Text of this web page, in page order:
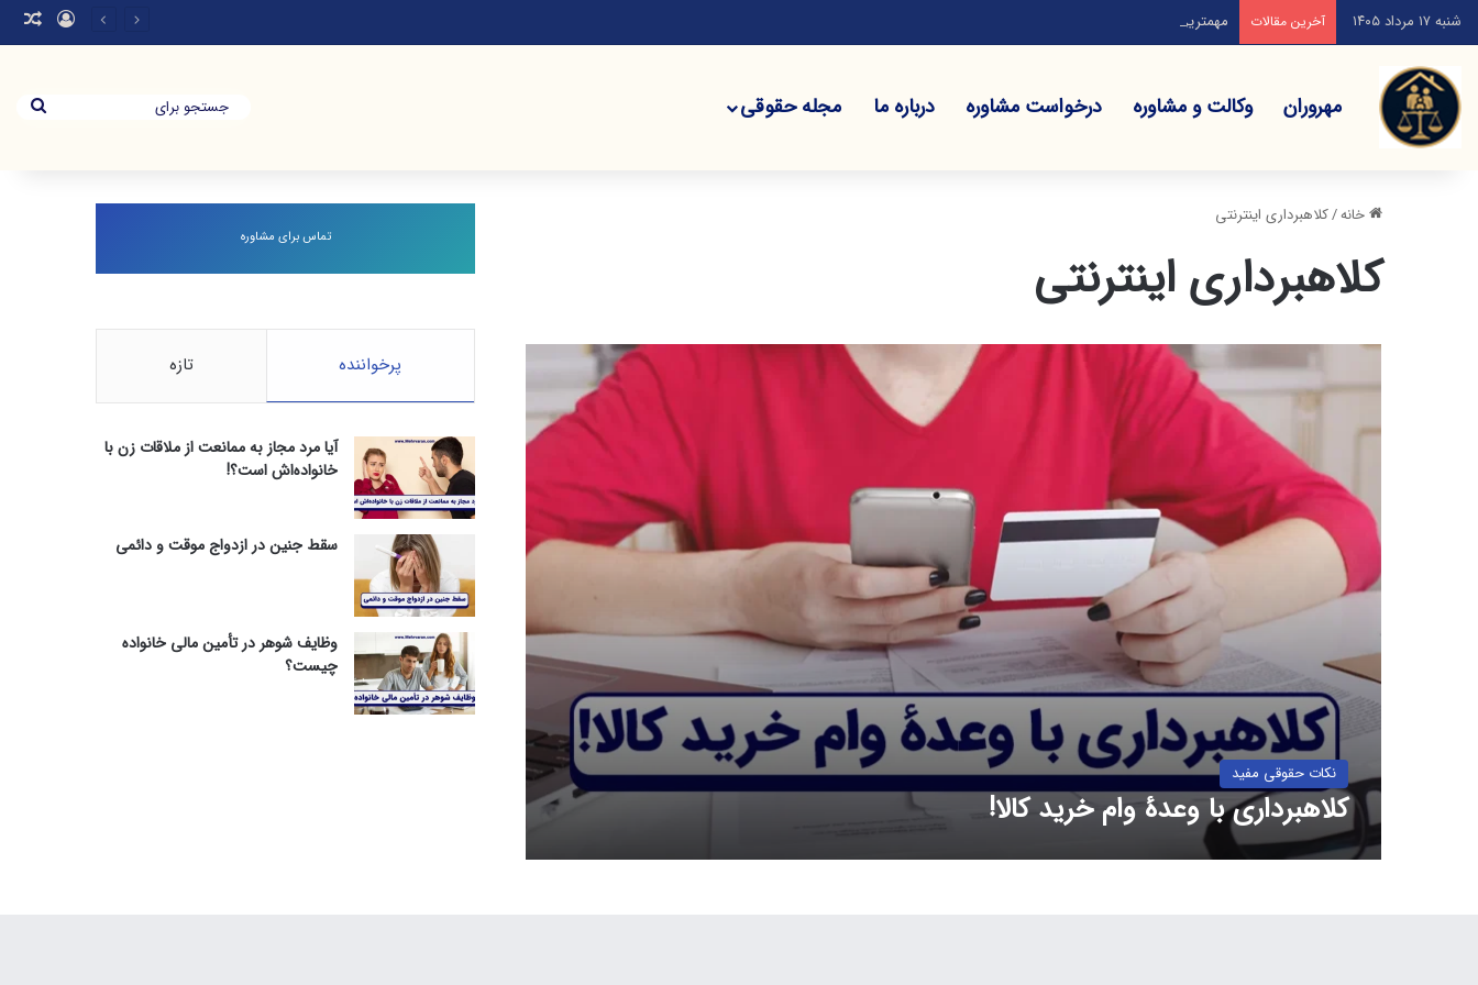
شنبه ۱۷ مرداد ۱۴۰۵ آخرین مقالات مهمترین دعاوی خانوادگی ناشی از ازدواج کدامند؟ ورود
مهروران وکالت و مشاوره درخواست مشاوره درباره ما مجله حقوقی
خانه/کلاهبرداری اینترنتی
کلاهبرداری اینترنتی
نکات حقوقی مفید
کلاهبرداری با وعدۀ وام خرید کالا!
تماس برای مشاوره
پرخواننده تازه
آیا مرد مجاز به ممانعت از ملاقات زن با
خانواده‌اش است؟!
سقط جنین در ازدواج موقت و دائمی
وظایف شوهر در تأمین مالی خانواده
چیست؟